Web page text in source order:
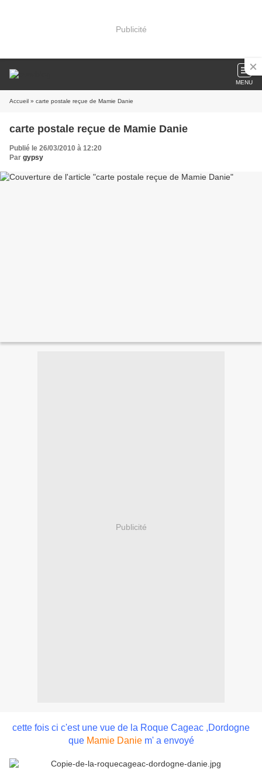
Publicité
MENU
Accueil » carte postale reçue de Mamie Danie
carte postale reçue de Mamie Danie
Publié le 26/03/2010 à 12:20
Par gypsy
Publicité
cette fois ci c'est une vue de la Roque Cageac ,Dordogne
que Mamie Daniem' a envoyé